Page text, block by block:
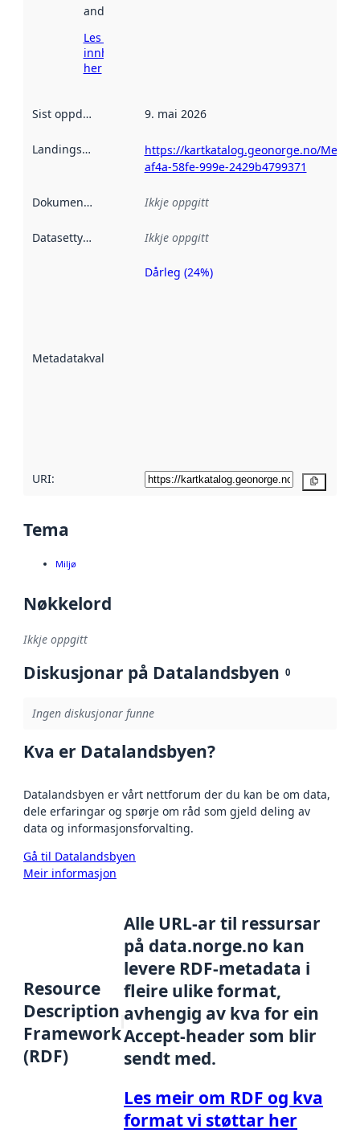
andre stader.
Les meir om
innhenting
her
Sist oppdatert 9. mai 2026
Landingsside
https://kartkatalog.geonorge.no/
af4a-58fe-999e-2429b4799371
Dokumentasjon Ikkje oppgitt
Datasettype Ikkje oppgitt
Metadatakvalitet
Metadatakvalitet
Dårleg (24%)
URI:
Tema
Miljø
Nøkkelord
Ikkje oppgitt
Diskusjonar på Datalandsbyen 0
Ingen diskusjonar funne
Kva er Datalandsbyen?
Datalandsbyen er vårt nettforum der du kan be om data,
dele erfaringar og spørje om råd som gjeld deling av
data og informasjonsforvalting.
Gå til Datalandsbyen
Meir informasjon
Resource
Description
Framework
(RDF)
Alle URL-ar til ressursar
på data.norge.no kan
levere RDF-metadata i
fleire ulike format,
avhengig av kva for ein
Accept-header som blir
sendt med.
Les meir om RDF og kva
format vi støttar her